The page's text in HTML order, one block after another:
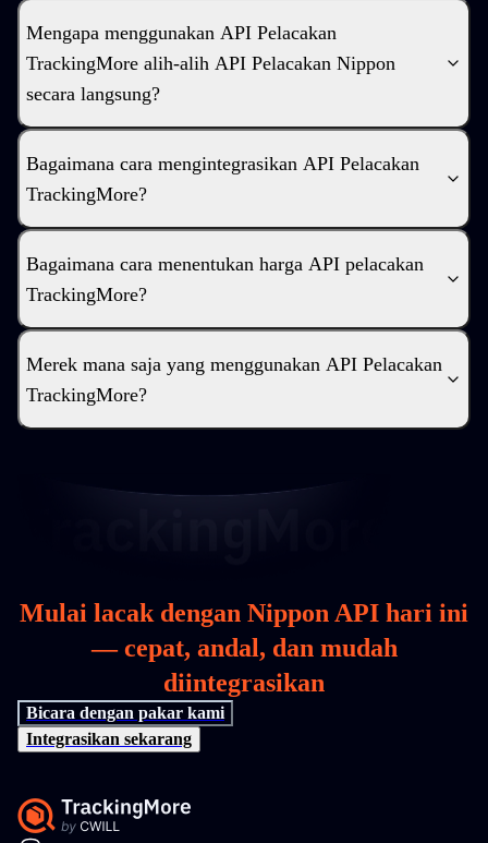
Mengapa menggunakan API Pelacakan
TrackingMore alih-alih API Pelacakan Nippon
secara langsung?
Bagaimana cara mengintegrasikan API Pelacakan
TrackingMore?
Bagaimana cara menentukan harga API pelacakan
TrackingMore?
Merek mana saja yang menggunakan API Pelacakan
TrackingMore?
Mulai lacak dengan Nippon API hari ini
— cepat, andal, dan mudah
diintegrasikan
Bicara dengan pakar kami
Integrasikan sekarang